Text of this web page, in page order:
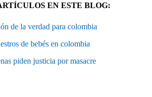
EN ESTE BLOG:
de la verdad para colombia
de bebés en colombia
piden justicia por masacre